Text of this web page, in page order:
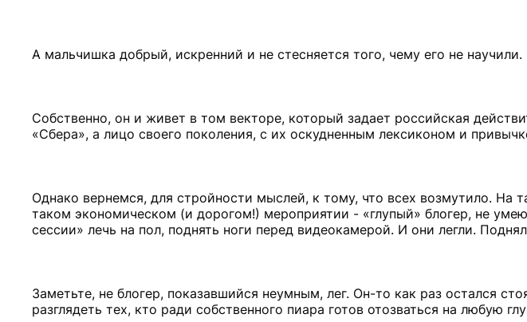
А мальчишка добрый, искренний и не стесняется того, чему его не научили.
Собственно, он и живет в том векторе, который задает российская
«Сбера», а лицо своего поколения, с их оскудненным лексиконом и
Однако вернемся, для стройности мыслей, к тому, что всех возмутило.
таком экономическом (и дорогом!) мероприятии - «глупый» блогер, не
сессии» лечь на пол, поднять ноги перед видеокамерой. И они легли.
Заметьте, не блогер, показавшийся неумным, лег. Он-то как раз остался
разглядеть тех, кто ради собственного пиара готов отозваться на любую